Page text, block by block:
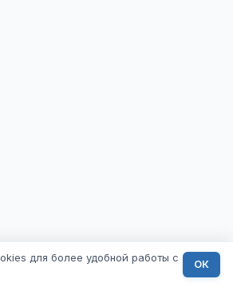
для более удобной работы с
ОК